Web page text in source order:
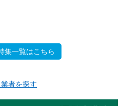
集一覧はこちら
者を探す